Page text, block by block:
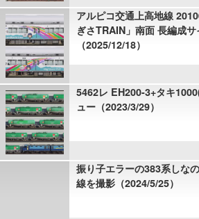
アルピコ交通上高地線
ぎさTRAIN」南面 長編成
（2025/12/18）
5462レ EH200-3+タキ
ュー（2023/3/29）
振り子エラーの383系しな
線を撮影（2024/5/25）